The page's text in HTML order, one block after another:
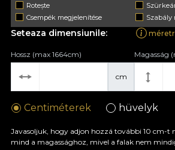
Rotește
Csempék megjelenítése
Szabály
Seteaza dimensiunile:
cm
Hossz (max 1664cm) Magasság
Centiméterek hüvelyk
Javasoljuk, hogy adjon hozzá további 10 cm-t
mind a magassághoz, mivel a falak nem